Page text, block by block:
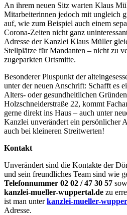
An ihrem neuen Sitz warten Klaus
Mitarbeiterinnen jedoch mit ungleich
auf, wie zum Beispiel auch einem
Corona-Zeiten nicht ganz
Adresse der Kanzlei Klaus Müller
Stellplätze für Mandanten – nicht zu
zugeparkten Ortsmitte.
Besonderer Pluspunkt der
unter der neuen Anschrift: Schafft es
Alters- oder gesundheitlichen
Holzschneiderstraße 22, kommt
gerne direkt ins Haus – auch unter
Kanzlei unverändert ein persönlicher
auch bei kleineren Streitwerten!
Kontakt
Unverändert sind die Kontakte der
und sein freundliches Team sind wie
Telefonnummer 02 02 / 47 30 57
kanzlei-mueller-wuppertal.de zu
ist man unterkanzlei-mueller-
Adresse.